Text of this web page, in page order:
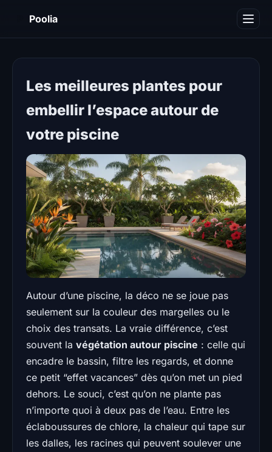
Poolia
Travaux
Divers
Les meilleures plantes pour
embellir l’espace autour de
votre piscine
Autour d’une piscine, la déco ne se joue pas
seulement sur la couleur des margelles ou le
choix des transats. La vraie différence, c’est
souvent la végétation autour piscine : celle qui
encadre le bassin, filtre les regards, et donne
ce petit “effet vacances” dès qu’on met un pied
dehors. Le souci, c’est qu’on ne plante pas
n’importe quoi à deux pas de l’eau. Entre les
éclaboussures de chlore, la chaleur qui tape sur
les dalles, les racines qui peuvent soulever une